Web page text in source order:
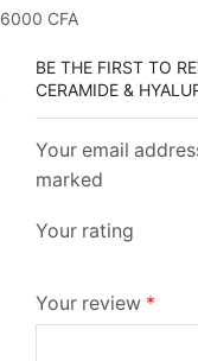
6000 CFA
BE THE FIRST TO
CERAMIDE &
Your email
marked
Your rating
Your review *